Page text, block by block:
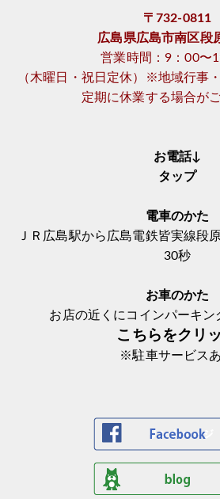
〒732-0811
広島県広島市南区段
営業時間：9：00〜
（木曜日・祝日定休）※地域行事
定期に休業する場合が
お電話↓
タップ
電車のかた
ＪＲ広島駅から広島電鉄皆実線
30秒
お車のかた
お店の近くにコインパーキン
こちらをクリ
※駐車サービス